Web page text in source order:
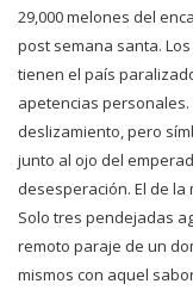
29,000 melones del
post semana santa.
tienen el país
apetencias personales.
deslizamiento, pero
junto al ojo del
desesperación. El de
Solo tres pendejadas
remoto paraje de un
mismos con aquel